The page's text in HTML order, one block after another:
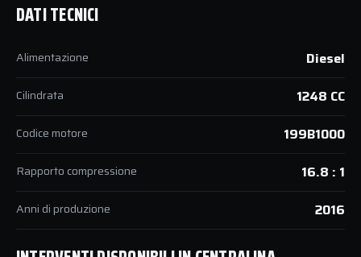
DATI TECNICI
Alimentazione Diesel
Cilindrata 1248 CC
Codice motore 199B1000
Rapporto compressione 16.8 : 1
Anni di produzione 2016